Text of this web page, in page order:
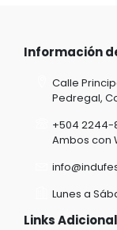
Información
Calle
Pedregal,
+504 2244-
Ambos con
Lunes a
Links